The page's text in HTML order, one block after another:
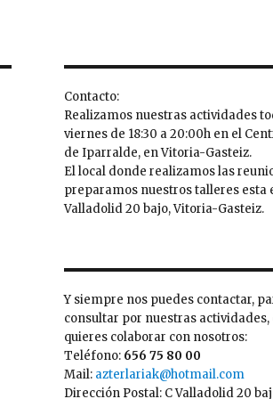
Contacto:
Realizamos nuestras actividades
viernes de 18:30 a 20:00h en el
de Iparralde, en Vitoria-Gasteiz.
El local donde realizamos las
preparamos nuestros talleres esta
Valladolid 20 bajo, Vitoria-Gasteiz.
Y siempre nos puedes contactar,
consultar por nuestras actividades,
quieres colaborar con nosotros:
Teléfono: 656 75 80 00
Mail: azterlariak@hotmail.com
Dirección Postal: C Valladolid 20